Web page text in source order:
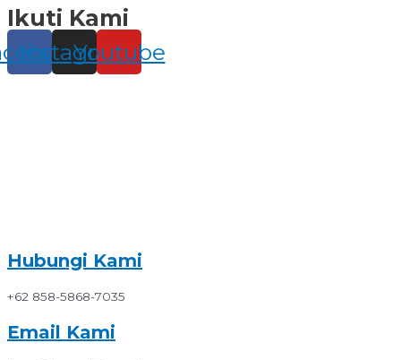
Skip
to
content
Ikuti Kami
Instagram
Youtube
Hubungi Kami
+62 858-5868-7035
Email Kami